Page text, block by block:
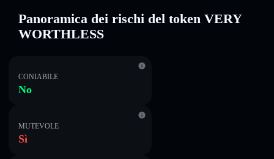
Panoramica dei rischi del token VERY
WORTHLESS
CONIABILE
No
MUTEVOLE
Sì